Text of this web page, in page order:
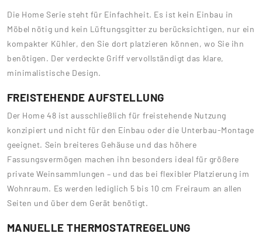
Die Home Serie steht für Einfachheit. Es ist kein Einbau in
Möbel nötig und kein Lüftungsgitter zu berücksichtigen, nur ein
kompakter Kühler, den Sie dort platzieren können, wo Sie ihn
benötigen. Der verdeckte Griff vervollständigt das klare,
minimalistische Design.
FREISTEHENDE AUFSTELLUNG
Der Home 48 ist ausschließlich für freistehende Nutzung
konzipiert und nicht für den Einbau oder die Unterbau-Montage
geeignet. Sein breiteres Gehäuse und das höhere
Fassungsvermögen machen ihn besonders ideal für größere
private Weinsammlungen – und das bei flexibler Platzierung im
Wohnraum. Es werden lediglich 5 bis 10 cm Freiraum an allen
Seiten und über dem Gerät benötigt.
MANUELLE THERMOSTATREGELUNG